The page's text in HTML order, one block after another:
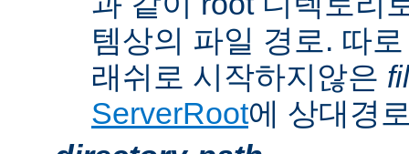
템상의 파일 경로. 따
래쉬로 시작하지않은
ServerRoot에 상대경